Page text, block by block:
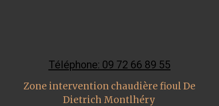
Téléphone: 09 72 66 89 55
Zone intervention chaudière fioul De
Dietrich Montlhéry